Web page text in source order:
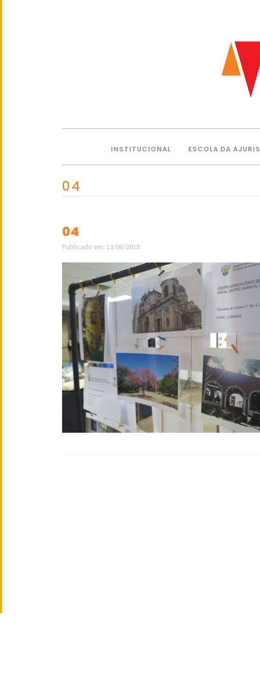
INSTITUCIONAL ESCOLA DA AJURIS
04
04
Publicado em: 13/08/2018